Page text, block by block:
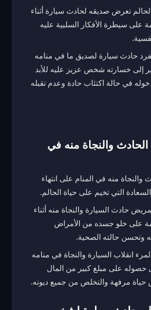
تعرض صديقه لحادث سيارة أثناء
على سيطرة الأفكار السلبية عليه
حادث سيارة لصديق ما في منامه
إلى خسارته شخص عزيز عليه للأبد
في حالة اكتئاب حادة وعدم تقبله
والنجاة منه في
والنجاة منه في المنام على انتهاء
التي تخيم على حياة الحالم.
حادث السيارة والنجاة منه أثناء
على خلو جسده من الأمراض
وتحسن حالته الصحية.
انقلاب السيارة والنجاة في منامه
حصوله على مبلغ كبير من المال
مرفهة والتخلص من جميع ديونه.